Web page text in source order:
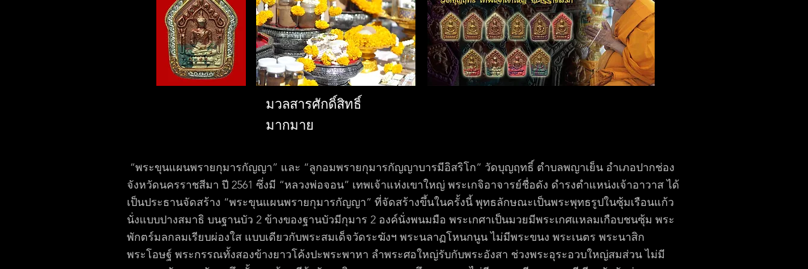
มวลสารศักดิ์สิทธิ์
มากมาย
“พระขุนแผนพรายกุมารกัญญา” และ “ลูกอมพรายกุมารกัญญาบารมีอิสริโก” วัดบุญฤทธิ์ ตำบลพญาเย็น อำเภอปากช่อง
จังหวัดนครราชสีมา ปี 2561 ซึ่งมี “หลวงพ่อจอน” เทพเจ้าแห่งเขาใหญ่ พระเกจิอาจารย์ชื่อดัง ดำรงตำแหน่งเจ้าอาวาส ได้
เป็นประธานจัดสร้าง “พระขุนแผนพรายกุมารกัญญา” ที่จัดสร้างขึ้นในครั้งนี้ พุทธลักษณะเป็นพระพุทธรูปในซุ้มเรือนแก้ว
นั่งแบบปางสมาธิ บนฐานบัว 2 ข้างของฐานบัวมีกุมาร 2 องค์นั่งพนมมือ พระเกศาเป็นมวยมีพระเกศแหลมเกือบชนซุ้ม พระ
พักตร์มลกลมเรียบผ่องใส แบบเดียวกับพระสมเด็จวัดระฆังฯ พระนลาฏโหนกนูน ไม่มีพระขนง พระเนตร พระนาสิก
พระโอษฐ์ พระกรรณทั้งสองข้างยาวโค้งปะพระพาหา ลำพระศอใหญ่รับกับพระอังสา ช่วงพระอุระอวบใหญ่สมส่วน ไม่มี